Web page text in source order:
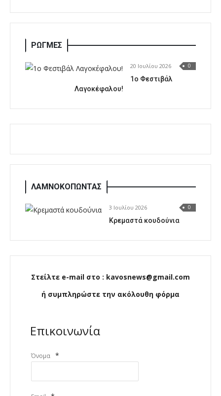
ΡΩΓΜΕΣ
20 Ιουλίου 2026 0
1o Φεστιβάλ
Λαγοκέφαλου!
ΛΑΜΝΟΚΟΠΩΝΤΑΣ
3 Ιουλίου 2026 0
Κρεμαστά κουδούνια
Στείλτε e-mail στο : kavosnews@gmail.com
ή συμπληρώστε την ακόλουθη φόρμα
Επικοινωνία
Όνομα *